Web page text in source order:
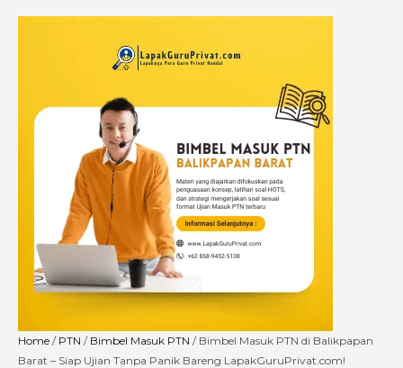
Home / PTN / Bimbel Masuk PTN / Bimbel Masuk PTN di Balikpapan
Barat – Siap Ujian Tanpa Panik Bareng LapakGuruPrivat.com!
Rp2.640.000
through
Barat
LapakGuruPrivat.com!
quantity